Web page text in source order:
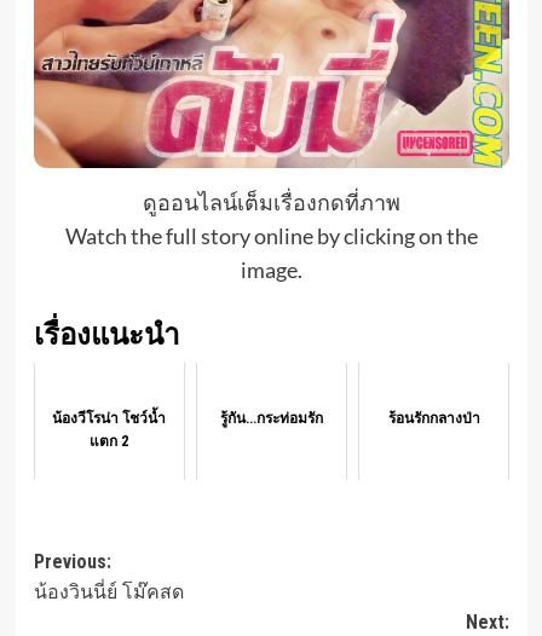
ดูออนไลน์เต็มเรื่องกดที่ภาพ
Watch the full story online by clicking on the
image.
เรื่องแนะนำ
น้องวีโรน่า โชว์น้ำ
แตก 2
รู้กัน...กระท่อมรัก ร้อนรักกลางป่า
Post
navigation
Previous:
น้องวินนี่ย์ โม๊คสด
Next: